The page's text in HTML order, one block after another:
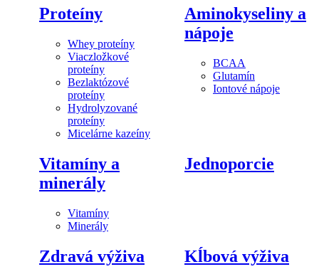
Proteíny
Whey proteíny
Viaczložkové
proteíny
Bezlaktózové
proteíny
Hydrolyzované
proteíny
Micelárne kazeíny
Aminokyseliny a
nápoje
BCAA
Glutamín
Iontové nápoje
Vitamíny a
minerály
Vitamíny
Minerály
Jednoporcie
Zdravá výživa Kĺbová výživa